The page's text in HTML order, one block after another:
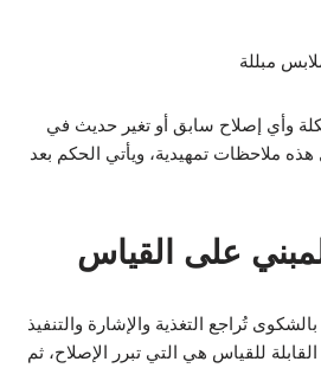
مبللة
وأي إصلاح سابق أو تغير حديث في
هذه ملاحظات تمهيدية، ويأتي الحكم بعد
على القياس
تُراجع التغذية والإشارة والتنفيذ
للقياس هي التي تبرر الإصلاح، ثم